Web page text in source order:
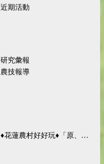
近期活動
研究彙報
農技報導
♦花蓮農村好好玩♦「原、生、慢、活」四條遊程推薦